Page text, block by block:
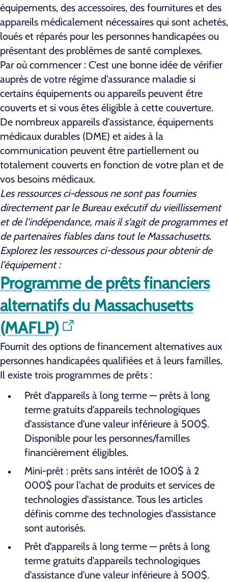
équipements, des accessoires, des fournitures et des
appareils médicalement nécessaires qui sont achetés,
loués et réparés pour les personnes handicapées ou
présentant des problèmes de santé complexes.
Par où commencer : C'est une bonne idée de vérifier
auprès de votre régime d'assurance maladie si
certains équipements ou appareils peuvent être
couverts et si vous êtes éligible à cette couverture.
De nombreux appareils d'assistance, équipements
médicaux durables (DME) et aides à la
communication peuvent être partiellement ou
totalement couverts en fonction de votre plan et de
vos besoins médicaux.
Les ressources ci-dessous ne sont pas fournies
directement par le Bureau exécutif du vieillissement
et de l'indépendance, mais il s'agit de programmes et
de partenaires fiables dans tout le Massachusetts.
Explorez les ressources ci-dessous pour obtenir de
l'équipement :
Programme de prêts financiers
alternatifs du Massachusetts
(MAFLP)
Fournit des options de financement alternatives aux
personnes handicapées qualifiées et à leurs familles.
Il existe trois programmes de prêts :
Prêt d'appareils à long terme — prêts à long
terme gratuits d'appareils technologiques
d'assistance d'une valeur inférieure à 500$.
Disponible pour les personnes/familles
financièrement éligibles.
Mini-prêt : prêts sans intérêt de 100$ à 2
000$ pour l'achat de produits et services de
technologies d'assistance. Tous les articles
définis comme des technologies d'assistance
sont autorisés.
Prêt d'appareils à long terme — prêts à long
terme gratuits d'appareils technologiques
d'assistance d'une valeur inférieure à 500$.